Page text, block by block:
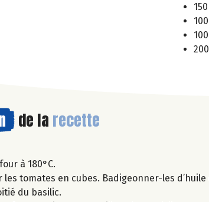
de la recette
à 180°C.
les tomates en cubes. Badigeonner-les
du basilic.